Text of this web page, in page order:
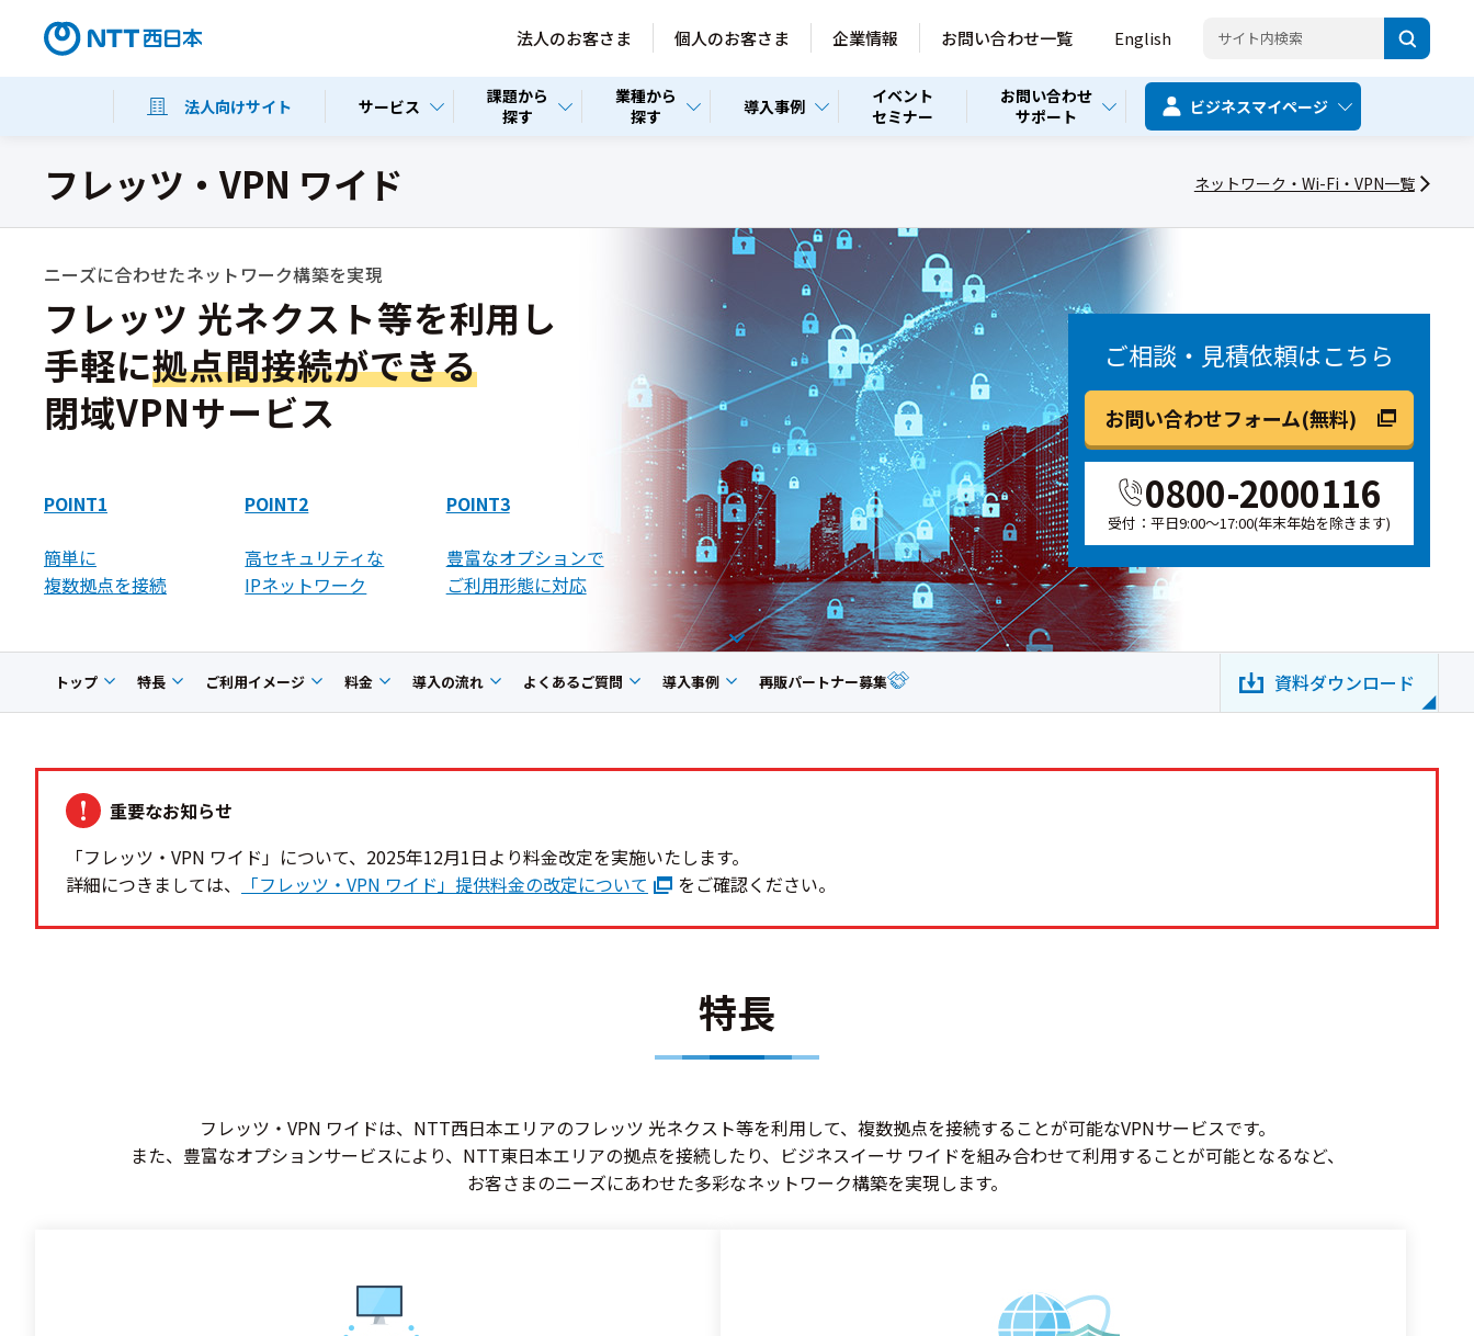
法人のお客さま 個人のお客さま 企業情報 お問い合わせ一覧 English
法人向けサイト サービス
課題から
探す
業種から
探す
導入事例
イベント
セミナー
お問い合わせ
サポート
ビジネスマイページ
フレッツ・VPN ワイド ネットワーク・Wi-Fi・VPN一覧
ニーズに合わせたネットワーク構築を実現
フレッツ 光ネクスト等を利用し
手軽に拠点間接続ができる
閉域VPNサービス
POINT1
簡単に
複数拠点を接続
POINT2
高セキュリティな
IPネットワーク
POINT3
豊富なオプションで
ご利用形態に対応
ご相談・見積依頼はこちら
お問い合わせフォーム(無料)
0800-2000116
受付：平日9:00～17:00(年末年始を除きます)
トップ 特長 ご利用イメージ 料金 導入の流れ よくあるご質問 導入事例 再販パートナー募集 資料ダウンロード
重要なお知らせ
「フレッツ・VPN ワイド」について、2025年12月1日より料金改定を実施いたします。
詳細につきましては、
「フレッツ・VPN ワイド」提供料金の改定について をご確認ください。
特長
フレッツ・VPN ワイドは、NTT西日本エリアのフレッツ 光ネクスト等を利用して、複数拠点を接続することが可能なVPNサービスです。
また、豊富なオプションサービスにより、NTT東日本エリアの拠点を接続したり、ビジネスイーサ ワイドを組み合わせて利用することが可能となるなど、
お客さまのニーズにあわせた多彩なネットワーク構築を実現します。